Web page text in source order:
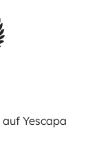
Yescapa